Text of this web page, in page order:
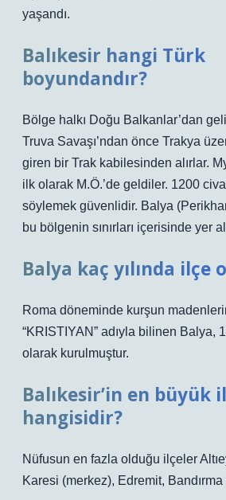
yaşandı.
Balıkesir hangi Türk
boyundandır?
Bölge halkı Doğu Balkanlar’dan
Truva Savaşı’ndan önce Trakya
giren bir Trak kabilesinden alırlar.
ilk olarak M.Ö.’de geldiler. 1200
söylemek güvenlidir. Balya
bu bölgenin sınırları içerisinde yer
Balya kaç yılında ilçe
Roma döneminde kurşun
“KRISTIYAN” adıyla bilinen Balya,
olarak kurulmuştur.
Balıkesir’in en büyük
hangisidir?
Nüfusun en fazla olduğu ilçeler
Karesi (merkez), Edremit, Bandırma